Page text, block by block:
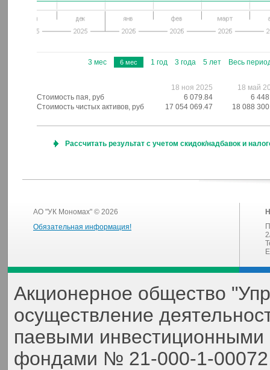
3 мес 6 мес 1 год 3 года 5 лет Весь
18 ноя 2025
18 май
Стоимость пая, руб
6 079.84
6
Стоимость чистых активов, руб
17 054 069.47 18 088
Рассчитать результат с учетом скидок/надбавок и
АО "УК Мономах" © 2026
Обязательная информация!
Акционерное общество
осуществление
паевыми
фондами № 21-000-1-